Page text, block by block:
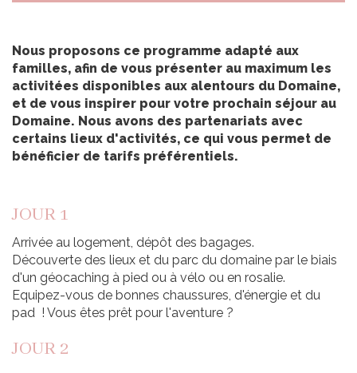
Nous proposons ce programme adapté aux
familles, afin de vous présenter au maximum les
activitées disponibles aux alentours du Domaine,
et de vous inspirer pour votre prochain séjour au
Domaine. Nous avons des partenariats avec
certains lieux d'activités, ce qui vous permet de
bénéficier de tarifs préférentiels.
JOUR 1
Arrivée au logement, dépôt des bagages.
Découverte des lieux et du parc du domaine par le biais
d'un géocaching à pied ou à vélo ou en rosalie.
Equipez-vous de bonnes chaussures, d'énergie et du
pad ! Vous êtes prêt pour l'aventure ?
JOUR 2